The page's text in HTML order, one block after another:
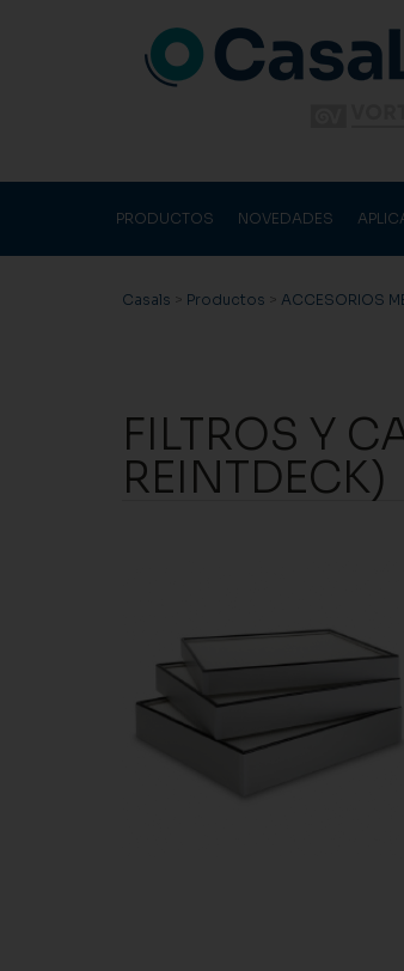
PRODUCTOS NOVEDADES
Casals > Productos > ACCESORIOS
FILTROS Y
REINTDECK)